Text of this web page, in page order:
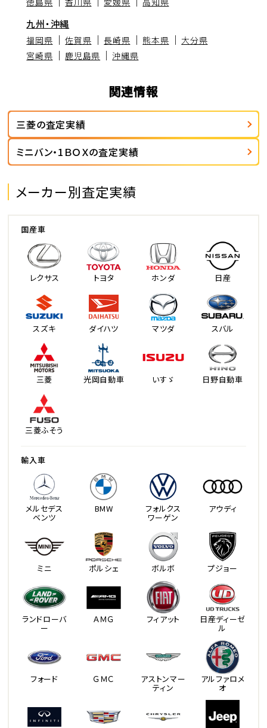
九州・沖縄
福岡県 佐賀県 長崎県 熊本県
大分県
宮崎県
鹿児島県 沖縄県
関連情報
三菱の査定実績
ミニバン・1ＢＯＸの査定実績
メーカー別査定実績
国産車
レクサス トヨタ ホンダ 日産
スズキ ダイハツ マツダ スバル
三菱 光岡自動車 いすゞ 日野自動車
三菱ふそう
輸入車
メルセデス
ベンツ
BMW フォルクス
ワーゲン
アウディ
ミニ ポルシェ ボルボ プジョー
ランドローバ
ー
ＡＭＧ フィアット 日産ディーゼ
ル
フォード ＧＭＣ アストンマー
ティン
アルファロメ
オ